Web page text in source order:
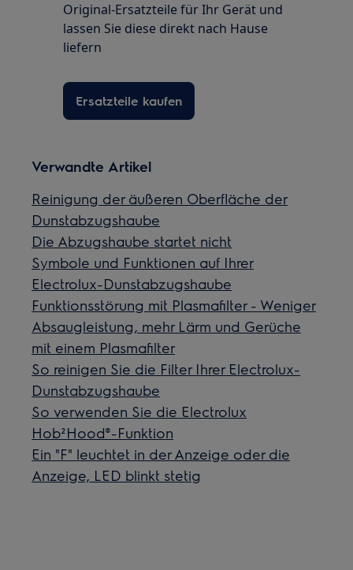
Original-Ersatzteile für Ihr Gerät und
lassen Sie diese direkt nach Hause
liefern
Ersatzteile kaufen
Verwandte Artikel
Reinigung der äußeren Oberfläche der
Dunstabzugshaube
Die Abzugshaube startet nicht
Symbole und Funktionen auf Ihrer
Electrolux-Dunstabzugshaube
Funktionsstörung mit Plasmafilter - Weniger
Absaugleistung, mehr Lärm und Gerüche
mit einem Plasmafilter
So reinigen Sie die Filter Ihrer Electrolux-
Dunstabzugshaube
So verwenden Sie die Electrolux
Hob²Hood®-Funktion
Ein "F" leuchtet in der Anzeige oder die
Anzeige, LED blinkt stetig